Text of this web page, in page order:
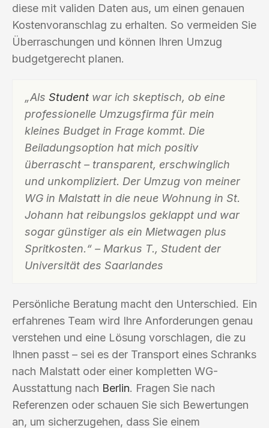
diese mit validen Daten aus, um einen genauen
Kostenvoranschlag zu erhalten. So vermeiden Sie
Überraschungen und können Ihren Umzug
budgetgerecht planen.
„Als Student war ich skeptisch, ob eine
professionelle Umzugsfirma für mein
kleines Budget in Frage kommt. Die
Beiladungsoption hat mich positiv
überrascht – transparent, erschwinglich
und unkompliziert. Der Umzug von meiner
WG in Malstatt in die neue Wohnung in St.
Johann hat reibungslos geklappt und war
sogar günstiger als ein Mietwagen plus
Spritkosten.“ – Markus T., Student der
Universität des Saarlandes
Persönliche Beratung macht den Unterschied. Ein
erfahrenes Team wird Ihre Anforderungen genau
verstehen und eine Lösung vorschlagen, die zu
Ihnen passt – sei es der Transport eines Schranks
nach Malstatt oder einer kompletten WG-
Ausstattung nach Berlin. Fragen Sie nach
Referenzen oder schauen Sie sich Bewertungen
an, um sicherzugehen, dass Sie einem